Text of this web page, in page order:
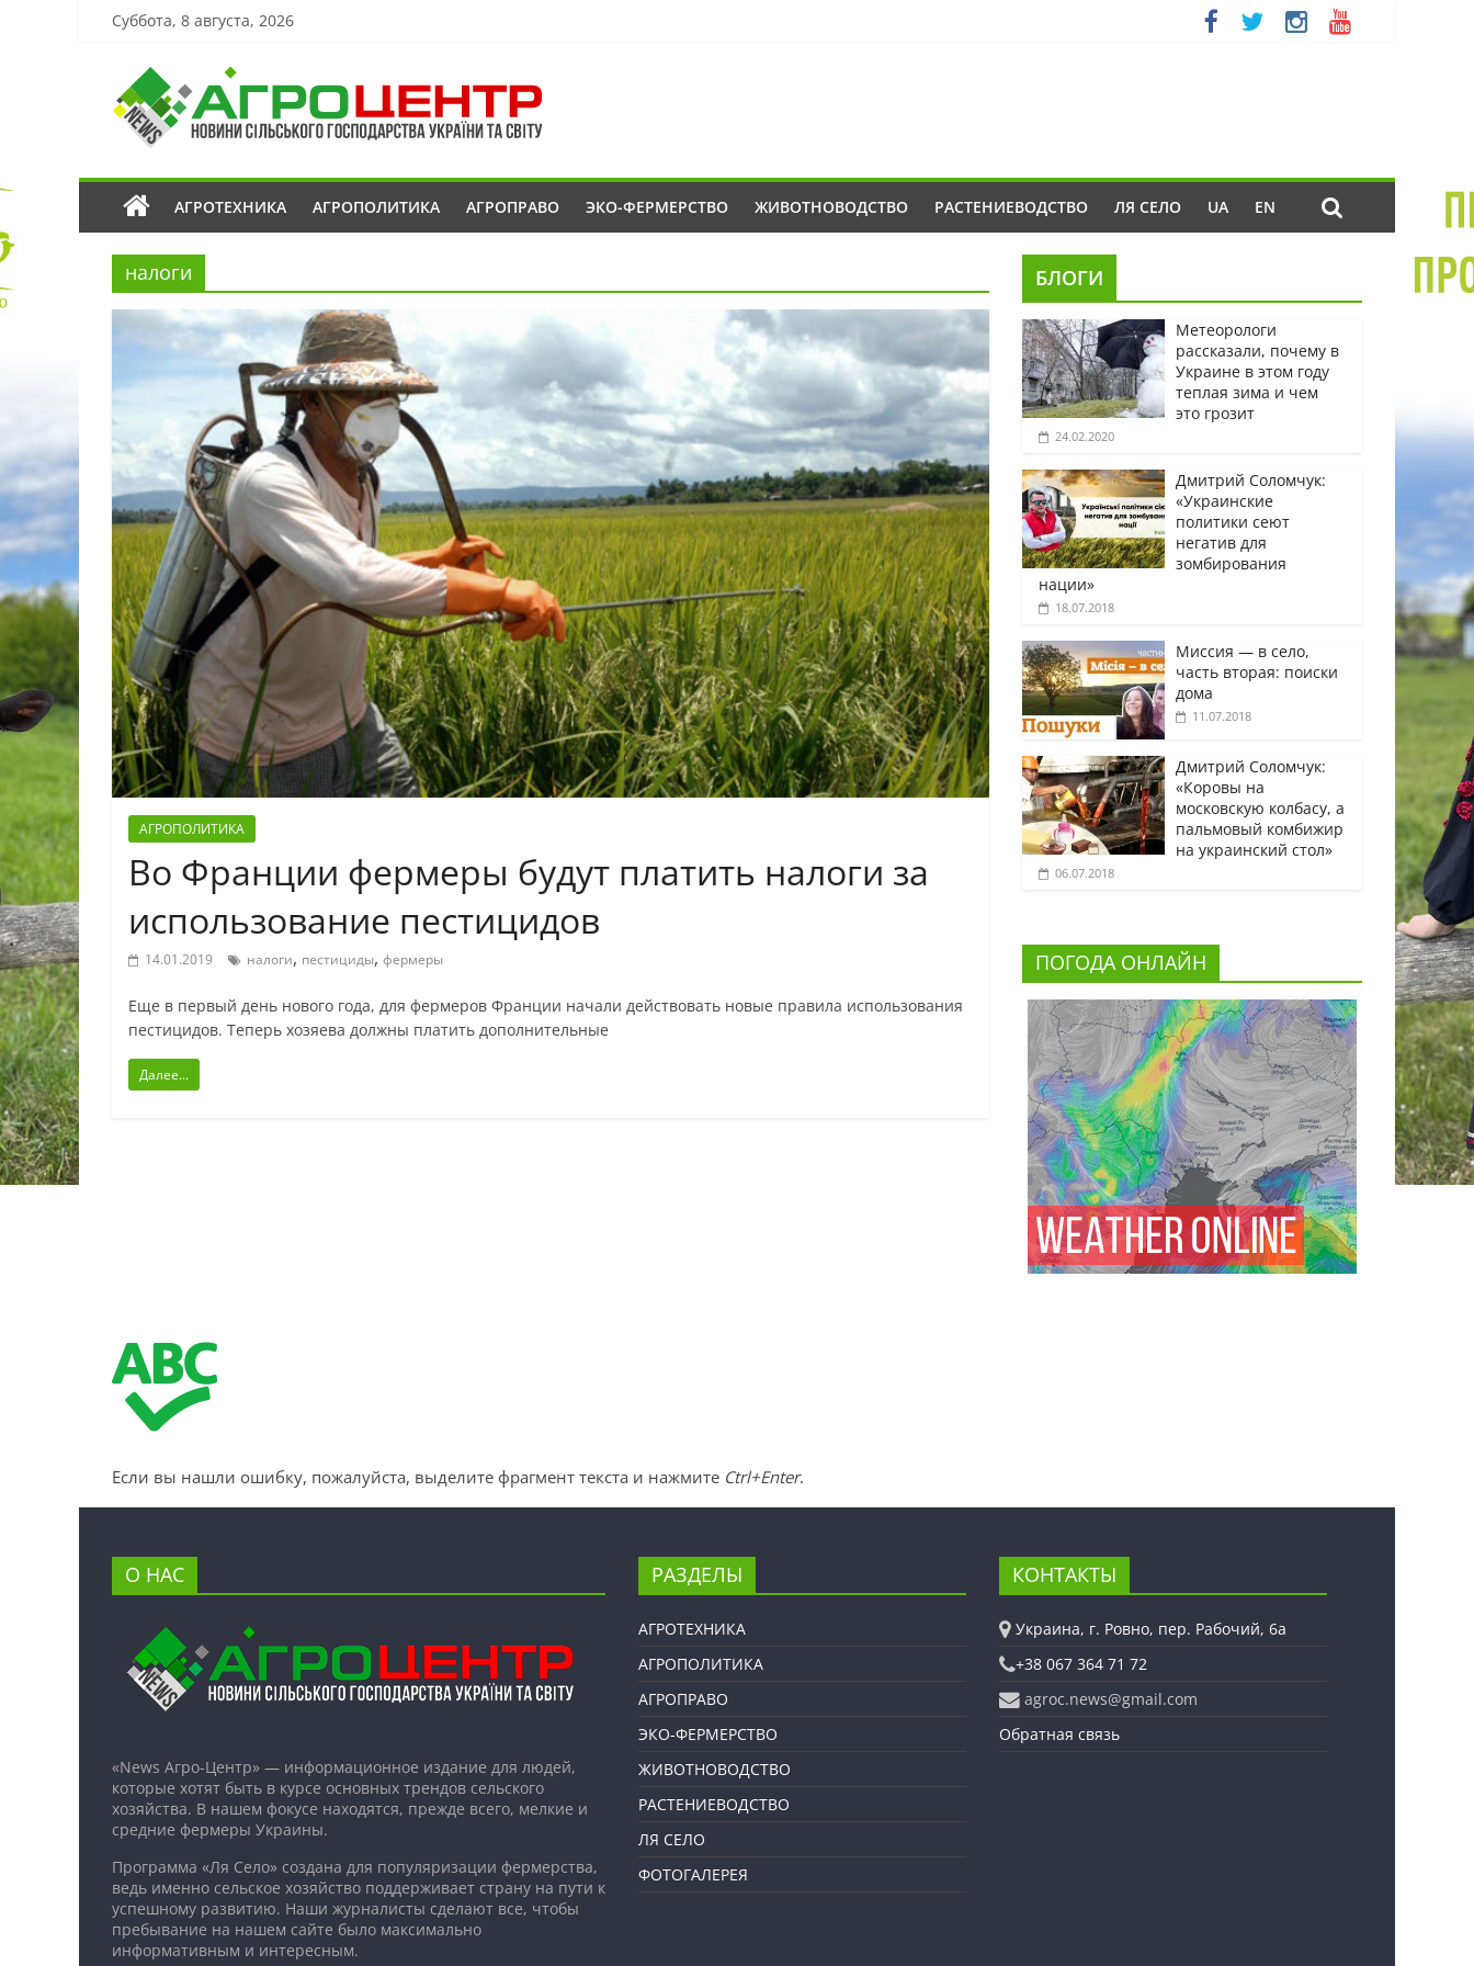
Суббота, 8 августа, 2026
АГРОТЕХНИКА АГРОПОЛИТИКА АГРОПРАВО ЭКО-ФЕРМЕРСТВО ЖИВОТНОВОДСТВО РАСТЕНИЕВОДСТВО ЛЯ СЕЛО UA EN
налоги
АГРОПОЛИТИКА
Во Франции фермеры будут платить налоги за
использование пестицидов
14.01.2019 налоги, пестициды, фермеры
Еще в первый день нового года, для фермеров Франции начали действовать новые правила использования
пестицидов. Теперь хозяева должны платить дополнительные
Далее...
БЛОГИ
Метеорологи
рассказали, почему в
Украине в этом году
теплая зима и чем
это грозит
24.02.2020
Дмитрий Соломчук:
«Украинские
политики сеют
негатив для
зомбирования
нации»
18.07.2018
Миссия — в село,
часть вторая: поиски
дома
11.07.2018
Дмитрий Соломчук:
«Коровы на
московскую колбасу, а
пальмовый комбижир
на украинский стол»
06.07.2018
ПОГОДА ОНЛАЙН
Если вы нашли ошибку, пожалуйста, выделите фрагмент текста и нажмите Ctrl+Enter.
О НАС
«News Агро-Центр» — информационное издание для людей,
которые хотят быть в курсе основных трендов сельского
хозяйства. В нашем фокусе находятся, прежде всего, мелкие и
средние фермеры Украины.
Программа «Ля Село» создана для популяризации фермерства,
ведь именно сельское хозяйство поддерживает страну на пути к
успешному развитию. Наши журналисты сделают все, чтобы
пребывание на нашем сайте было максимально
информативным и интересным.
РАЗДЕЛЫ
АГРОТЕХНИКА
АГРОПОЛИТИКА
АГРОПРАВО
ЭКО-ФЕРМЕРСТВО
ЖИВОТНОВОДСТВО
РАСТЕНИЕВОДСТВО
ЛЯ СЕЛО
ФОТОГАЛЕРЕЯ
КОНТАКТЫ
Украина, г. Ровно, пер. Рабочий, 6а
+38 067 364 71 72
agroc.news@gmail.com
Обратная связь